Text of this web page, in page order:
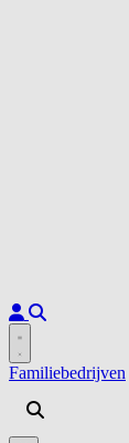
Familiebedrijven